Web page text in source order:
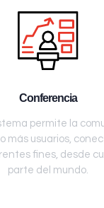
Conferencia
permite la
más usuarios,
fines, desde
parte del mundo.